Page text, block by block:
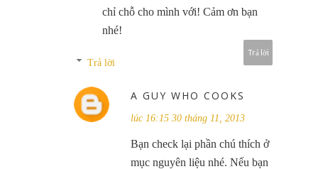
chỉ chỗ cho mình với! Cảm ơn bạn
nhé!
Trả lời
Trả lời
A GUY WHO COOKS
lúc 16:15 30 tháng 11, 2013
Bạn check lại phần chú thích ở
mục nguyên liệu nhé. Nếu bạn